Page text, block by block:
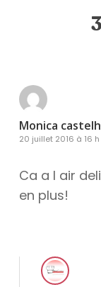
Monica
20 juillet 2016 à 16 h
Ca a l air
en plus!